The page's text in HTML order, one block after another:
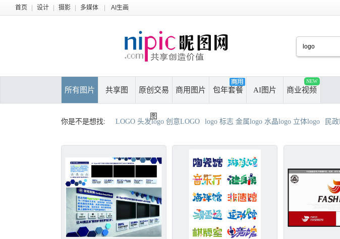
首页 设计 摄影 多媒体 AI生画
所有图片 共享图 原创交易
图
商用图片 包年套餐 AI图片 商业视频
NEW
你是不是想找: LOGO 头发logo 创意LOGO logo 标志 金属logo 水晶logo 立体logo 民政